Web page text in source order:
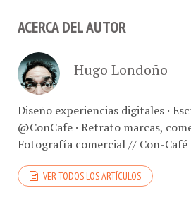
Diseño experiencias digitales ·
@ConCafe · Retrato marcas,
Fotografía comercial // Con-